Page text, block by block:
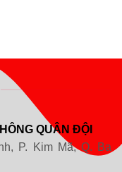
QUÂN ĐỘI
P. Kim Mã, Q. Ba